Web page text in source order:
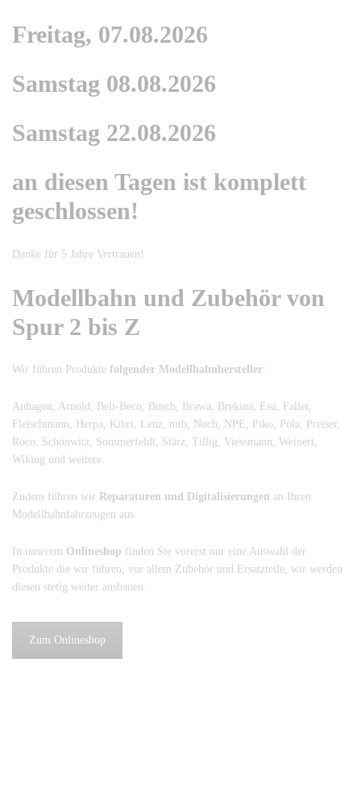
Freitag, 07.08.2026
Samstag 08.08.2026
Samstag 22.08.2026
an diesen Tagen ist komplett
geschlossen!
Danke für 5 Jahre Vertrauen!
Modellbahn und Zubehör von
Spur 2 bis Z
Wir führen Produkte folgender Modellbahnhersteller:
Auhagen, Arnold, Beli-Beco, Busch, Brawa, Brekina, Esu, Faller,
Fleischmann, Herpa, Kibri, Lenz, mtb, Noch, NPE, Piko, Pola, Preiser,
Roco, Schönwitz, Sommerfeldt, Stärz, Tillig, Viessmann, Weinert,
Wiking und weitere.
Zudem führen wir Reparaturen und Digitalisierungen an Ihren
Modellbahnfahrzeugen aus.
In unserem Onlineshop finden Sie vorerst nur eine Auswahl der
Produkte die wir führen, vor allem Zubehör und Ersatzteile, wir werden
diesen stetig weiter ausbauen.
Zum Onlineshop